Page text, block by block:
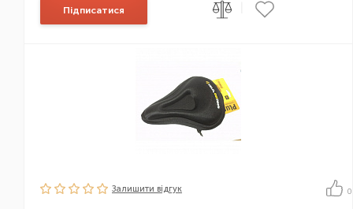
Підписатися
Залишити вiдгук 0